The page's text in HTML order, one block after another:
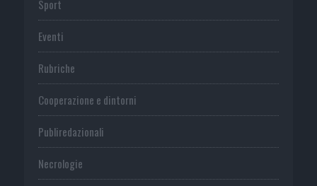
Sport
Eventi
Rubriche
Cooperazione e dintorni
Publiredazionali
Necrologie